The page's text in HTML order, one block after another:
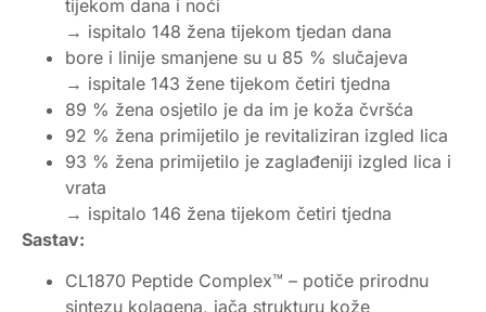
tijekom dana i noći
→ ispitalo 148 žena tijekom tjedan dana
bore i linije smanjene su u 85 % slučajeva
→ ispitale 143 žene tijekom četiri tjedna
89 % žena osjetilo je da im je koža čvršća
92 % žena primijetilo je revitaliziran izgled lica
93 % žena primijetilo je zaglađeniji izgled lica i
vrata
→ ispitalo 146 žena tijekom četiri tjedna
Sastav:
CL1870 Peptide Complex™ – potiče prirodnu
sintezu kolagena, jača strukturu kože